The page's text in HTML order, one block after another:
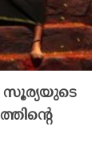
സൂര്യയുടെ